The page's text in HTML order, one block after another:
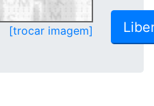
[trocar imagem]